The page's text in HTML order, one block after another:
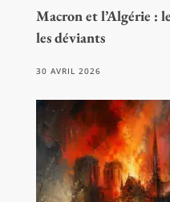
Macron et l’Algérie :
les déviants
30 AVRIL 2026